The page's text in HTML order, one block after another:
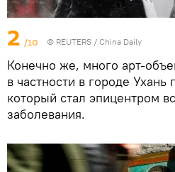
2 /10 © REUTERS / China Daily
Конечно же, много арт-
в частности в городе Ухань
который стал эпицентром
заболевания.